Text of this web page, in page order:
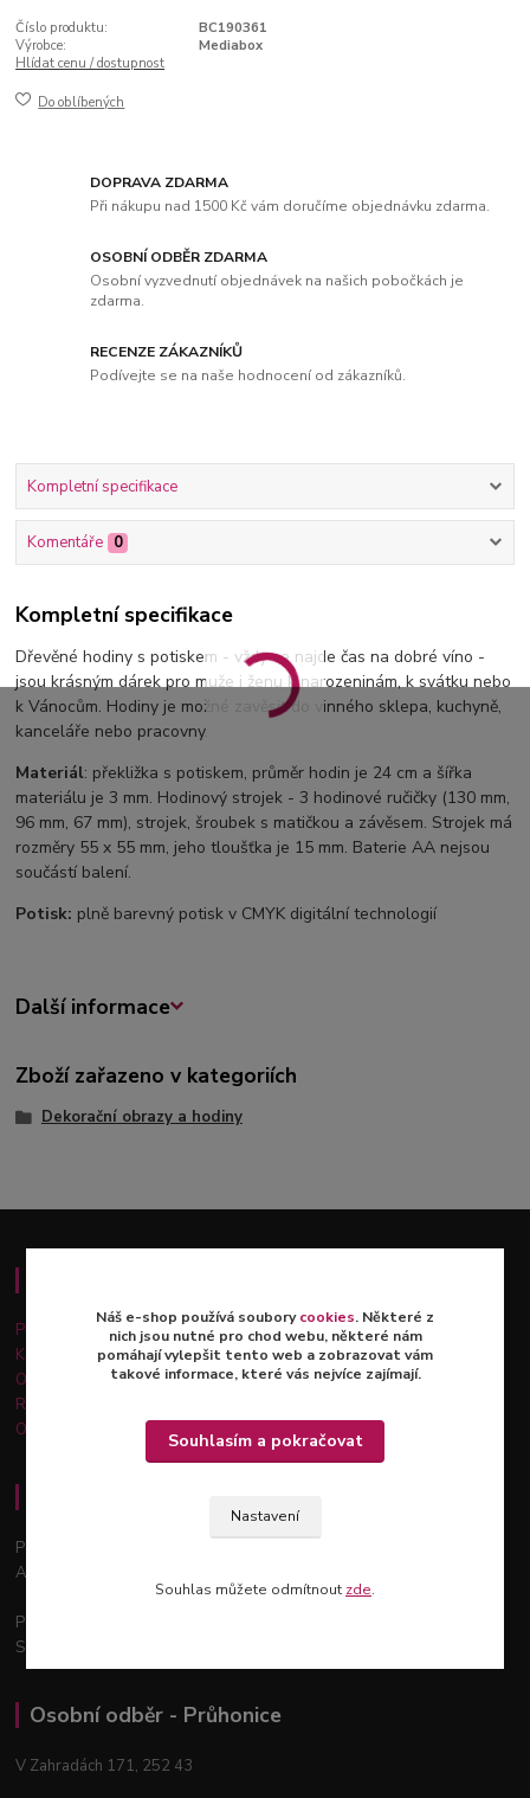
Číslo produktu:
BC190361
Výrobce:
Mediabox
Hlídat cenu / dostupnost
Do oblíbených
DOPRAVA ZDARMA
Při nákupu nad 1500 Kč vám doručíme objednávku zdarma.
OSOBNÍ ODBĚR ZDARMA
Osobní vyzvednutí objednávek na našich pobočkách je
zdarma.
RECENZE ZÁKAZNÍKŮ
Podívejte se na naše hodnocení od zákazníků.
Kompletní specifikace
Komentáře 0
Kompletní specifikace
Dřevěné hodiny s potiskem - vždy se najde čas na dobré víno -
jsou krásným dárek pro muže i ženu k narozeninám, k svátku nebo
k Vánocům. Hodiny je možné zavěsit do vinného sklepa, kuchyně,
kanceláře nebo pracovny.
Materiál: překližka s potiskem, průměr hodin je 24 cm a šířka
materiálu je 3 mm. Hodinový strojek - 3 hodinové ručičky (130 mm,
96 mm, 67 mm), strojek, šroubek s matičkou a závěsem. Strojek má
rozměry 55 x 55 mm, jeho tloušťka je 15 mm. Baterie AA nejsou
součástí balení.
Potisk: plně barevný potisk v CMYK digitální technologií
Další informace
Zboží zařazeno v kategoriích
Dekorační obrazy a hodiny
Platba a doprava
Kontakty
Obchodní podmínky
Reklamace a vrácení zboží
Ochrana osobních údajů
Podchýšská 129, 143 00
Areál zahradnictví Šťastný
Po - Pá: 9:00 - 18:00
So: 9:00 - 12:00
Osobní odběr - Průhonice
V Zahradách 171, 252 43
Náš e-shop používá souborycookies. Některé z
nich jsou nutné pro chod webu, některé nám
pomáhají vylepšit tento web a zobrazovat vám
takové informace, které vás nejvíce zajímají.
Nastavení
Souhlasím a pokračovat
Souhlas můžete odmítnout zde.